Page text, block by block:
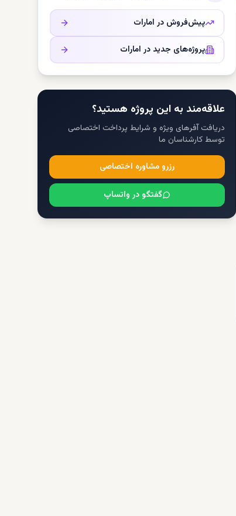
پیش‌فروش در امارات
پروژه‌های جدید در امارات
علاقه‌مند به این پروژه هستید؟
دریافت آفرهای ویژه و شرایط پرداخت اختصاصی
توسط کارشناسان ما
رزرو مشاوره اختصاصی
گفتگو در واتساپ